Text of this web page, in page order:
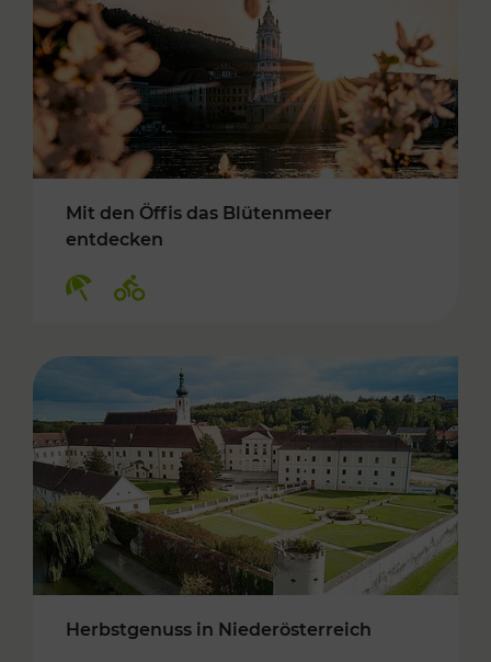
Mit den Öffis das Blütenmeer
entdecken
Herbstgenuss in Niederösterreich